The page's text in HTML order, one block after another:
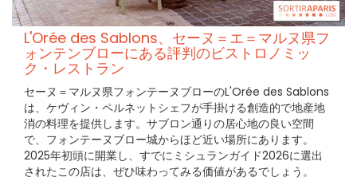
L'Orée des Sablons、セーヌ＝エ＝マルヌ県フ
ォンテンブローにある評判のビストロノミッ
ク・レストラン
セーヌ＝マルヌ県フォンテーヌブローのL'Orée des Sablons
は、ケヴィン・ペルネットシェフが手掛ける創造的で地産地
消の料理を提供します。サブロン通りの居心地の良い空間
で、フォンテーヌブロー城からほど近い場所にあります。
2025年初頭に開業し、すでにミシュランガイド2026に選出
されたこの店は、ぜひ味わってみる価値があるでしょう。